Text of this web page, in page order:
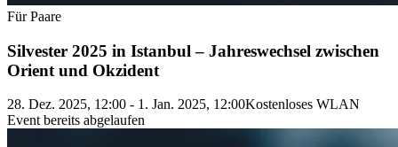
Für Paare
Silvester 2025 in Istanbul – Jahreswechsel zwischen
Orient und Okzident
28. Dez. 2025, 12:00 - 1. Jan. 2025, 12:00Kostenloses WLAN
Event bereits abgelaufen